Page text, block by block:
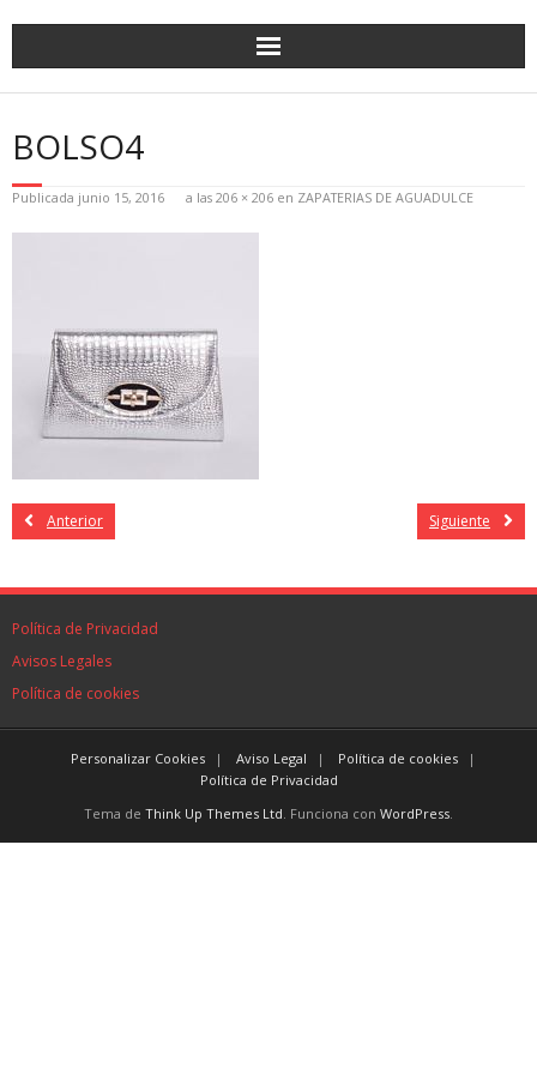
BOLSO4
Publicada junio 15, 2016 a las 206 × 206 en ZAPATERIAS DE AGUADULCE
Anterior Siguiente
Política de Privacidad
Avisos Legales
Política de cookies
Personalizar Cookies Aviso Legal
Política de cookies
Política de Privacidad
Tema de Think Up Themes Ltd. Funciona con WordPress.